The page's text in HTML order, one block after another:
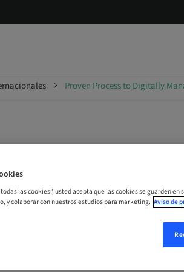
Proven Process to Digitally
to Digitally
Implant
in an
las cookies”, usted acepta que las cookies se guarden
y colaborar con nuestros estudios para marketing. Aviso de